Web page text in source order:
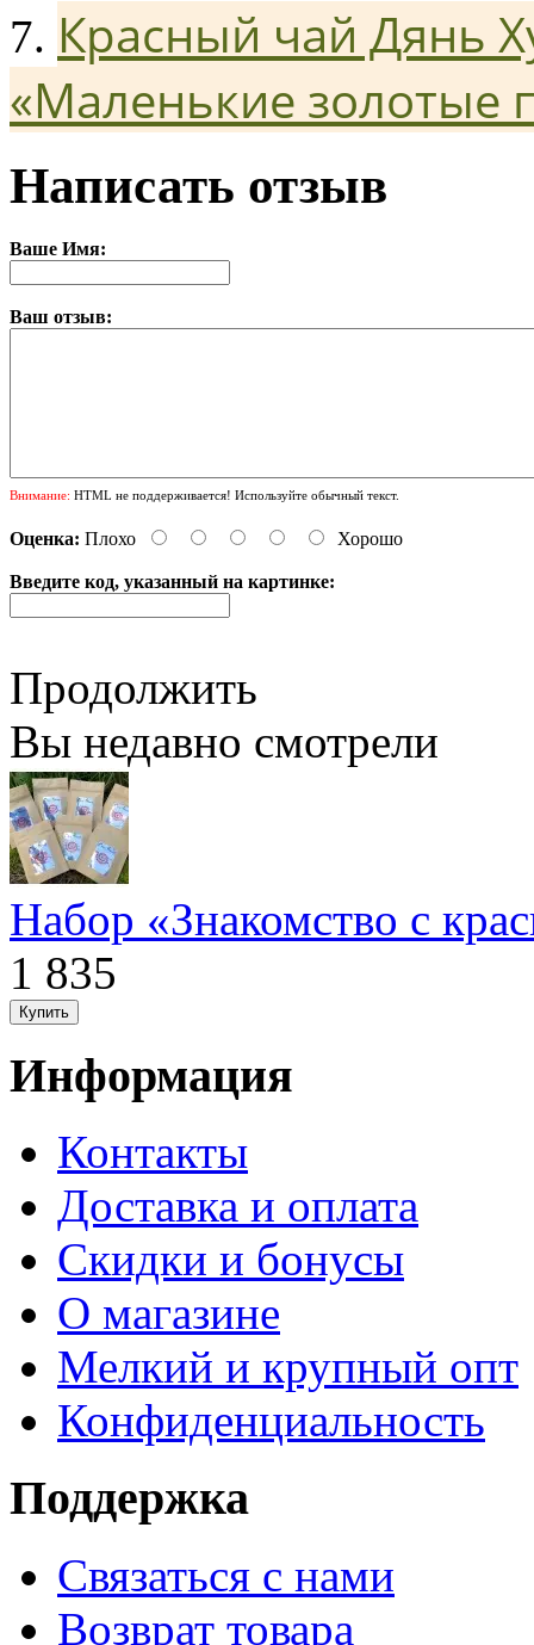
7. Красный чай Дянь
«Маленькие золотые
Написать отзыв
Ваше Имя:
Ваш отзыв:
Внимание: HTML не поддерживается! Используйте обычный текст.
Оценка: Плохо Хорошо
Введите код, указанный на картинке:
Продолжить
Вы недавно смотрели
Набор «Знакомство с
1 835
Информация
Контакты
Доставка и оплата
Скидки и бонусы
О магазине
Мелкий и крупный опт
Конфиденциальность
Поддержка
Связаться с нами
Возврат товара